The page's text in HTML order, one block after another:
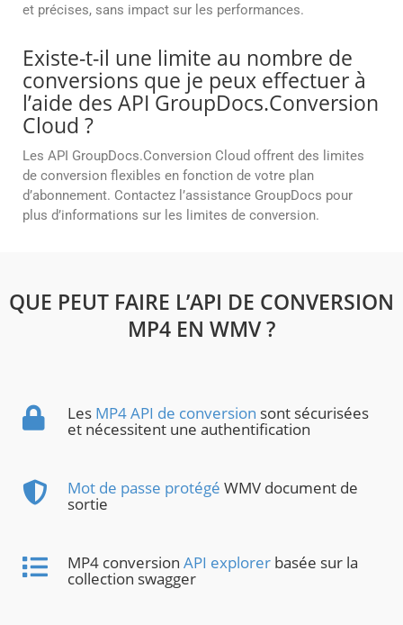
et précises, sans impact sur les performances.
Existe-t-il une limite au nombre de
conversions que je peux effectuer à
l’aide des API GroupDocs.Conversion
Cloud ?
Les API GroupDocs.Conversion Cloud offrent des limites
de conversion flexibles en fonction de votre plan
d’abonnement. Contactez l’assistance GroupDocs pour
plus d’informations sur les limites de conversion.
QUE PEUT FAIRE L’API DE CONVERSION
MP4 EN WMV ?
Les MP4 API de conversion sont sécurisées
et nécessitent une authentification
Mot de passe protégé WMV document de
sortie
MP4 conversion API explorer basée sur la
collection swagger